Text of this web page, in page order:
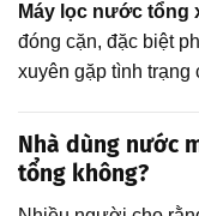
Máy lọc nước tổng
đóng cặn, đặc biệt
xuyên gặp tình trạng
Nhà dùng nước
tổng không?